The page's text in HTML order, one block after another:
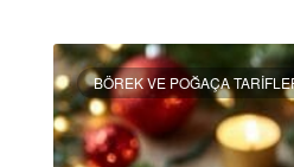
BÖREK VE POĞAÇA